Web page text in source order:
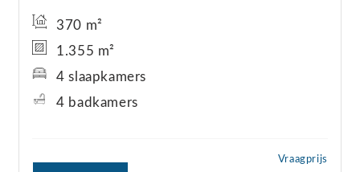
Vraagprijs
370 m²
1.355 m²
4 slaapkamers
4 badkamers